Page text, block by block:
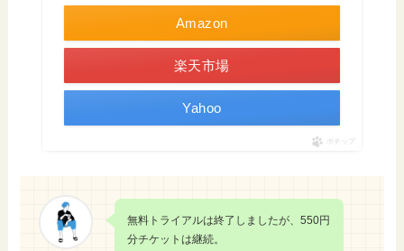
Amazon
楽天市場
Yahoo
ポチップ
無料トライアルは終了しましたが、550円
分チケットは継続。